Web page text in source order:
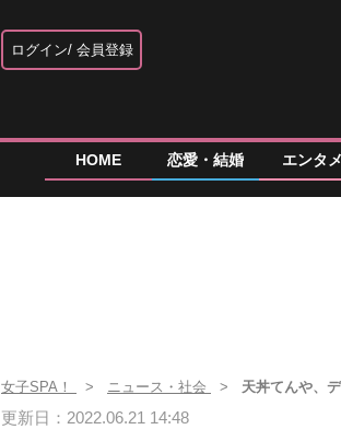
ログイン 会員登録
HOME 恋愛・結婚 エンタメ
女子SPA！ ニュース・社会 天丼てんや、
更新日：2022.06.21 14:48